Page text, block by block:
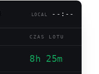
LOCAL --:--
CZAS LOTU
8h 25m